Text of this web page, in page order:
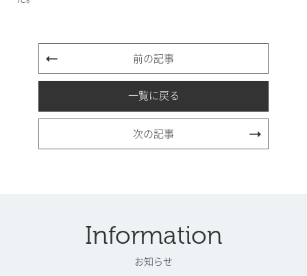
前の記事
一覧に戻る
次の記事
Information
お知らせ